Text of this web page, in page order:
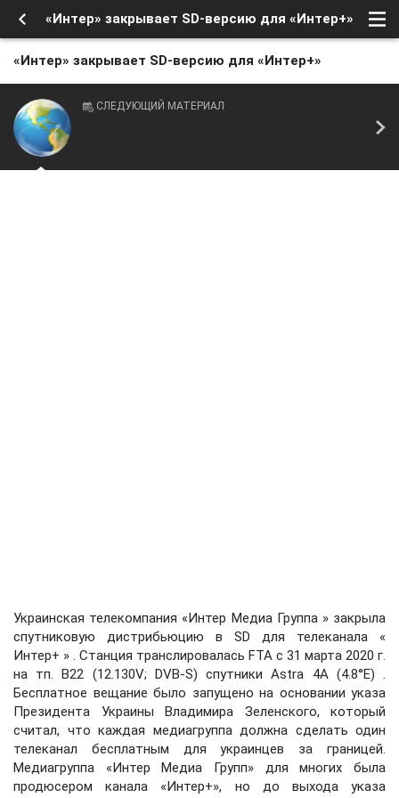
«Интер» закрывает SD-версию для «Интер+»
«Интер» закрывает SD-версию для «Интер+»
СЛЕДУЮЩИЙ МАТЕРИАЛ
Украинская телекомпания «Интер Медиа Группа » закрыла
спутниковую дистрибьюцию в SD для телеканала «
Интер+ » . Станция транслировалась FTA с 31 марта 2020 г.
на тп. B22 (12.130V; DVB-S) спутники Astra 4A (4.8°E) .
Бесплатное вещание было запущено на основании указа
Президента Украины Владимира Зеленского, который
считал, что каждая медиагруппа должна сделать один
телеканал бесплатным для украинцев за границей.
Медиагруппа «Интер Медиа Групп» для многих была
продюсером канала «Интер+», но до выхода указа